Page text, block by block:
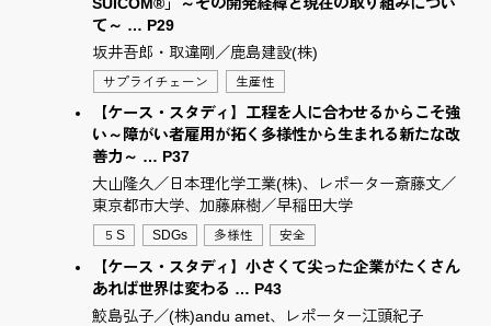
て～ … P29
坂井吾郎・取違剛／鹿島建設(株)
サプライチェーン 生産性
【ケース・スタディ】工程を人に合わせるからこそ強
い～障がい者雇用が拓く多様性から生まれる新たな改
善力～ … P37
大山隆久／日本理化学工業(株)、レポーター斎藤文／
東京都市大学、加藤麻樹／早稲田大学
５S SDGs 多様性 安全
【ケース・スタディ】小さくて尖った企業がたくさん
あれば世界は変わる … P43
鮫島弘子／(株)andu amet、レポーター江頭紀子